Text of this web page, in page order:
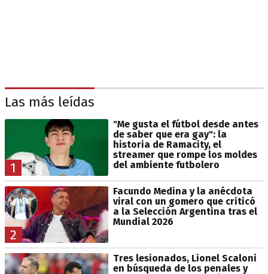
Las más leídas
1
"Me gusta el fútbol desde antes
de saber que era gay": la
historia de Ramacity, el
streamer que rompe los moldes
del ambiente futbolero
2
Facundo Medina y la anécdota
viral con un gomero que criticó
a la Selección Argentina tras el
Mundial 2026
Tres lesionados, Lionel Scaloni
en búsqueda de los penales y